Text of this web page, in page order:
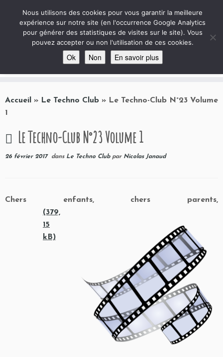
au
contenu
Le Club de Techno
Site autour de la Technologie au collège, avec quelques archives ciné et projets …
Accueil » Le Techno Club » Le Techno-Club N°23 Volume
1
Le Techno-Club N°23 Volume 1
26 février 2017dans Le Techno Club par Nicolas Janaud
Chers enfants, chers parents,
Nous utilisons des cookies pour vous garantir la meilleure
expérience sur notre site (en l'occurrence Google Analytics
pour générer des statistiques de visites sur le site). Vous
pouvez accepter ou non l'utilisation de ces cookies.
Ok Non En savoir plus